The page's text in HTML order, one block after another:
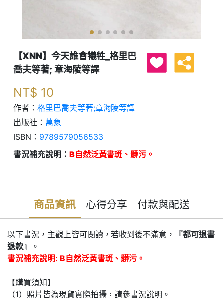
【XNN】今天誰會犧牲_格里巴
喬夫等著; 章海陵等譯
NT$ 10
作者： 格里巴喬夫等著;章海陵等譯
出版社： 萬象
ISBN： 9789579056533
書況補充說明： B自然泛黃書斑、髒污。
商品資訊 心得分享 付款與配送
以下書況，主觀上皆可閱讀，若收到後不滿意，『都可退書
退款』。
書況補充說明: B自然泛黃書斑、髒污。
【購買須知】
（1）照片皆為現貨實際拍攝，請參書況說明。